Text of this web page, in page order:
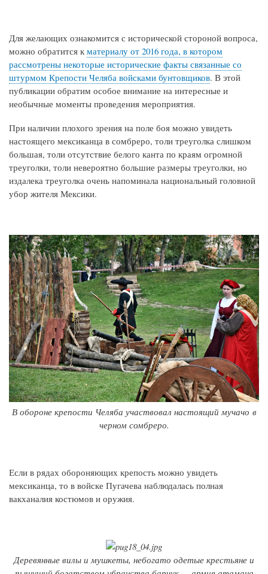
Для желающих ознакомится с исторической стороной вопроса,
можно обратится к материалу от 2016 года, в котором
рассмотрены некоторые исторические факты связанные со
штурмом Крепости Челяба войсками бунтовщиков. В этой
публикации обратим особое внимание на интересные и
необычные моменты проведения мероприятия.
При наличии плохого зрения на поле боя можно увидеть
настоящего мексиканца в сомбреро, толи треуголка слишком
большая, толи отсутствие белого канта по краям огромной
треуголки, толи невероятно большие размеры треуголки, но
издалека треуголка очень напоминала национальный головной
убор жителя Мексики.
В обороне крепости Челяба участвовал настоящий мучачо в
черном сомбреро.
Если в рядах обороняющих крепость можно увидеть
мексиканца, то в войске Пугачева наблюдалась полная
вакханалия костюмов и оружия.
Деревянные вилы и мушкеты, небогато одетые крестьяне и